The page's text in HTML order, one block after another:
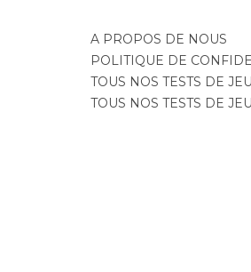
A PROPOS DE NOUS
POLITIQUE DE
TOUS NOS TESTS DE
TOUS NOS TESTS DE